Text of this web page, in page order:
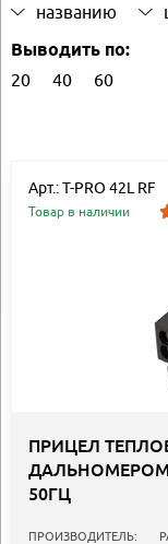
названию
Выводить по:
20 40 60
Арт.: T-PRO 42L RF
Товар в наличии
ПРИЦЕЛ
ДАЛЬНОМЕРОМ
50ГЦ
ПРОИЗВОДИТЕЛЬ: